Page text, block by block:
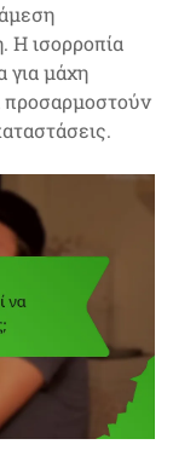
Η ισορροπία
για μάχη
προσαρμοστούν